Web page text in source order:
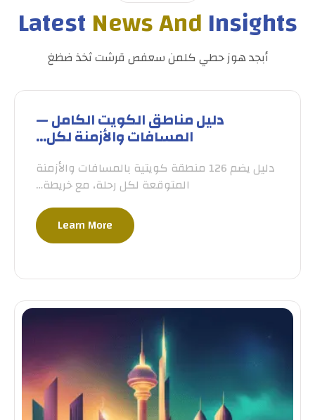
LatestNews AndInsights
أبجد هوز حطي كلمن سعفص قرشت ثخذ ضظغ
دليل مناطق الكويت الكامل —
المسافات والأزمنة لكل…
دليل يضم 126 منطقة كويتية بالمسافات والأزمنة
المتوقعة لكل رحلة، مع خريطة…
Learn More